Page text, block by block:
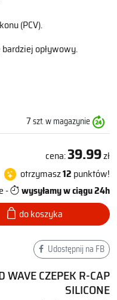
(PCV).
opływowy.
7szt. w magazynie
cena:39.99zł
otrzymasz12 punktów!
-
wysyłamy w ciągu 24h
do koszyka
Udostępnij na FB
CZEPEK R-CAP
SILICONE